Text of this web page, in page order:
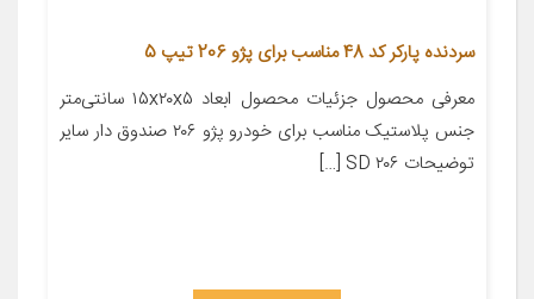
سردنده پارکر کد 48 مناسب برای پژو 206 تیپ 5
معرفی محصول جزئیات محصول ابعاد ۱۵x۲۰x۵ سانتی‌متر
جنس پلاستیک مناسب برای خودرو پژو ۲۰۶ صندوق دار سایر
توضیحات ۲۰۶ SD […]